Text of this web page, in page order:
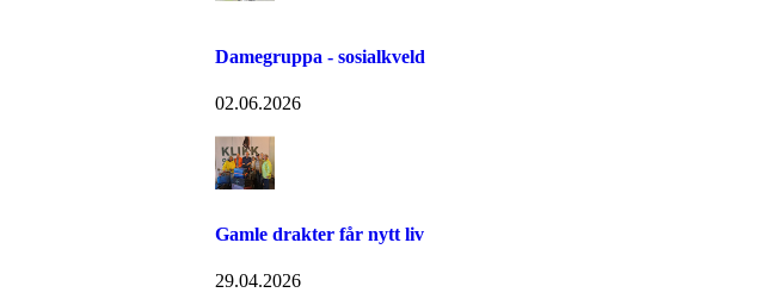
Damegruppa - sosialkveld
02.06.2026
Gamle drakter får nytt liv
29.04.2026